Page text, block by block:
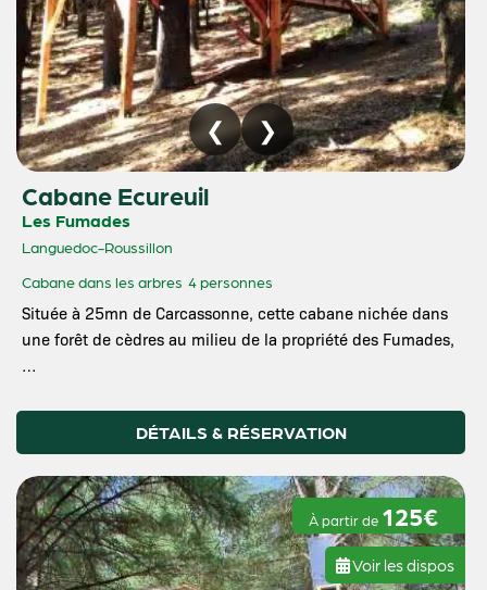
Cabane Ecureuil
Les Fumades
Languedoc-Roussillon
Cabane dans les arbres 4 personnes
Située à 25mn de Carcassonne, cette cabane nichée dans
une forêt de cèdres au milieu de la propriété des Fumades,
…
DÉTAILS & RÉSERVATION
À partir de 125€
Voir les dispos